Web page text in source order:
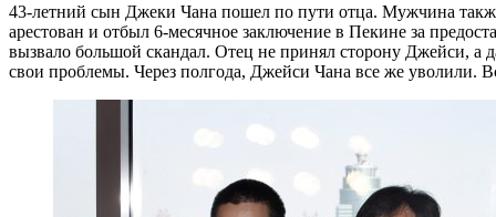
43-летний сын Джеки Чана пошел по пути отца. Мужчина
арестован и отбыл 6-месячное заключение в Пекине за
вызвало большой скандал. Отец не принял сторону Джейси, а
свои проблемы. Через полгода, Джейси Чана все же уволили.